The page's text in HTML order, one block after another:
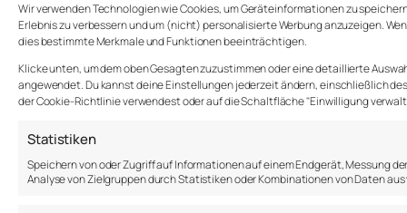
Wir verwenden Technologien wie Cookies, um Geräteinformationen zu
Erlebnis zu verbessern und um (nicht) personalisierte Werbung anzuzeigen.
dies bestimmte Merkmale und Funktionen beeinträchtigen.
Klicke unten, um dem oben Gesagten zuzustimmen oder eine detaillierte
angewendet. Du kannst deine Einstellungen jederzeit ändern, einschließlich
der Cookie-Richtlinie verwendest oder auf die Schaltfläche "Einwilligung
Statistiken
Speichern von oder Zugriff auf Informationen auf einem Endgerät, Messung
Analyse von Zielgruppen durch Statistiken oder Kombinationen von Daten